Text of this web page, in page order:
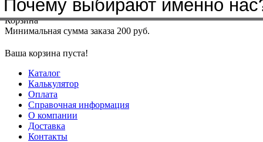
Меню+7(4912)50-37-50sbit@krep62.ru
Корзина
Минимальная сумма заказа 200 руб.
Ваша корзина пуста!
Каталог
Калькулятор
Оплата
Справочная информация
О компании
Доставка
Контакты
Почему выбирают именно